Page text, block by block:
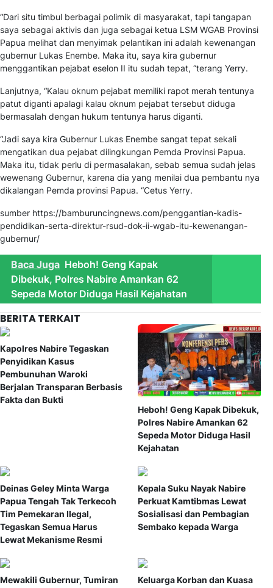
“Dari situ timbul berbagai polimik di masyarakat, tapi tangapan
saya sebagai aktivis dan juga sebagai ketua LSM WGAB Provinsi
Papua melihat dan menyimak pelantikan ini adalah kewenangan
gubernur Lukas Enembe. Maka itu, saya kira gubernur
menggantikan pejabat eselon II itu sudah tepat, “terang Yerry.
Lanjutnya, “Kalau oknum pejabat memiliki rapot merah tentunya
patut diganti apalagi kalau oknum pejabat tersebut diduga
bermasalah dengan hukum tentunya harus diganti.
“Jadi saya kira Gubernur Lukas Enembe sangat tepat sekali
mengatikan dua pejabat dilingkungan Pemda Provinsi Papua.
Maka itu, tidak perlu di permasalakan, sebab semua sudah jelas
wewenang Gubernur, karena dia yang menilai dua pembantu nya
dikalangan Pemda provinsi Papua. “Cetus Yerry.
sumber https://bamburuncingnews.com/penggantian-kadis-
pendidikan-serta-direktur-rsud-dok-ii-wgab-itu-kewenangan-
gubernur/
Baca Juga Heboh! Geng Kapak
Dibekuk, Polres Nabire Amankan 62
Sepeda Motor Diduga Hasil Kejahatan
BERITA TERKAIT
Kapolres Nabire Tegaskan
Penyidikan Kasus
Pembunuhan Waroki
Berjalan Transparan Berbasis
Fakta dan Bukti
Heboh! Geng Kapak Dibekuk,
Polres Nabire Amankan 62
Sepeda Motor Diduga Hasil
Kejahatan
Deinas Geley Minta Warga
Papua Tengah Tak Terkecoh
Tim Pemekaran Ilegal,
Tegaskan Semua Harus
Lewat Mekanisme Resmi
Kepala Suku Nayak Nabire
Perkuat Kamtibmas Lewat
Sosialisasi dan Pembagian
Sembako kepada Warga
Mewakili Gubernur, Tumiran
Keluarga Korban dan Kuasa